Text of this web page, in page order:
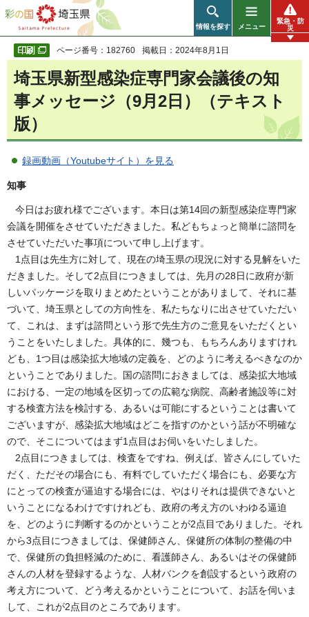
彩の国 埼玉県
情報を探す メニュー
緊急・防
災
ページ番号：182760 掲載日：2024年8月1日
埼玉県新型感染症専門家会議後の知
事メッセージ（9月2日）（テキスト
版）
録画動画（Youtubeサイト）を見る
知事
今日はお疲れ様でございます。本日は第14回の新型感染症専門家
会議を開催をさせていただきました。私どもちょっと簡単に諮問を
させていただいた事項について申し上げます。
1点目は先生方に対して、現在の埼玉県の現況に対する見解をいた
だきました。そして2点目につきましては、先月の28日に政府が新
しいパッケージを取りまとめたということがありまして、それに基
づいて、埼玉県としての方向性を、私たちなりに出させていただい
て、これは、まずは諮問という形で先生方のご意見をいただくとい
うことをいたしました。具体的に、幾つも、もちろんありますけれ
ども、1つ目は感染拡大地域の定義を、どのように考えるべきなのか
ということでありました。国の諮問におきましては、感染拡大地域
における、一定の地域を区切っての広範な病院、高齢者施設等に対
する検査方法を検討する、あるいは可能にするということは書いて
ございますが、感染拡大地域はどこを指すのかという話が不明確な
ので、そこについてはまず1点目はお伺いをいたしました。
2点目につきましては、検査をですね、例えば、皆さんにしていた
だく、ただその場合にも、有料でしていただく場合にも、必要な方
にとっての検査が逼迫する場合には、やはりそれは提供できないと
いうことになるわけですけれども、政府の考え方のいわゆる逼迫
を、どのように判断するのかということが2点目でありました。それ
から3点目につきましては、保健師さん、保健所の体制の整備の中
で、保健所の負担軽減のために、看護師さん、あるいはその保健師
さんの人材を登録するような、人材バンクを創設するという政府の
考え方について、どう考えるかということについて、お話を伺いま
して、これが2点目のところであります。